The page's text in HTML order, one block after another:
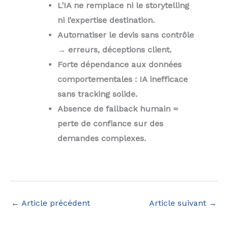
L’IA ne remplace ni le storytelling
ni l’expertise destination.
Automatiser le devis sans contrôle
→ erreurs, déceptions client.
Forte dépendance aux données
comportementales : IA inefficace
sans tracking solide.
Absence de fallback humain =
perte de confiance sur des
demandes complexes.
← Article précédent Article suivant →